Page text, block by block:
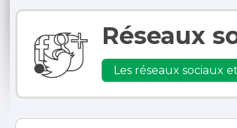
Réseaux
Les réseaux sociaux